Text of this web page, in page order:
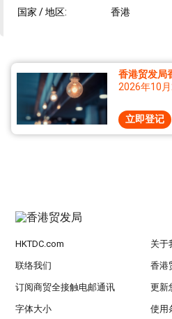
国家 / 地区:
香港
香港贸发局
2026年10
立即登记
HKTDC.com 关于
联络我们 香港
订阅商贸全接触电邮通讯 更新
字体大小 使用